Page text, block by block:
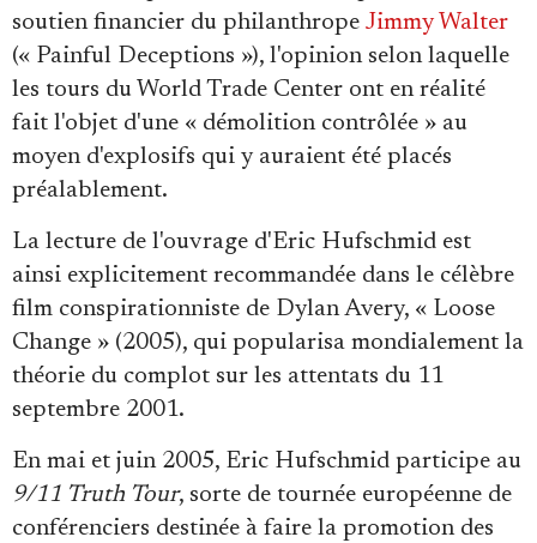
soutien financier du philanthrope Jimmy Walter
(« Painful Deceptions »), l'opinion selon laquelle
les tours du World Trade Center ont en réalité
fait l'objet d'une « démolition contrôlée » au
moyen d'explosifs qui y auraient été placés
préalablement.
La lecture de l'ouvrage d'Eric Hufschmid est
ainsi explicitement recommandée dans le célèbre
film conspirationniste de Dylan Avery, « Loose
Change » (2005), qui popularisa mondialement la
théorie du complot sur les attentats du 11
septembre 2001.
En mai et juin 2005, Eric Hufschmid participe au
9/11 Truth Tour, sorte de tournée européenne de
conférenciers destinée à faire la promotion des